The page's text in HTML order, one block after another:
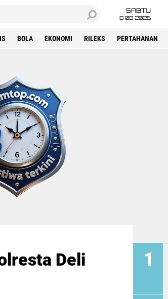
SABTU
8 08 2026
BOLA EKONOMI RILEKS PERTAHANAN
Deli